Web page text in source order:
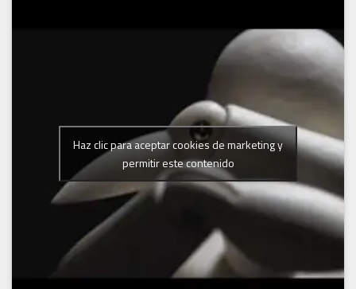
Haz clic para aceptar cookies de marketing y
permitir este contenido